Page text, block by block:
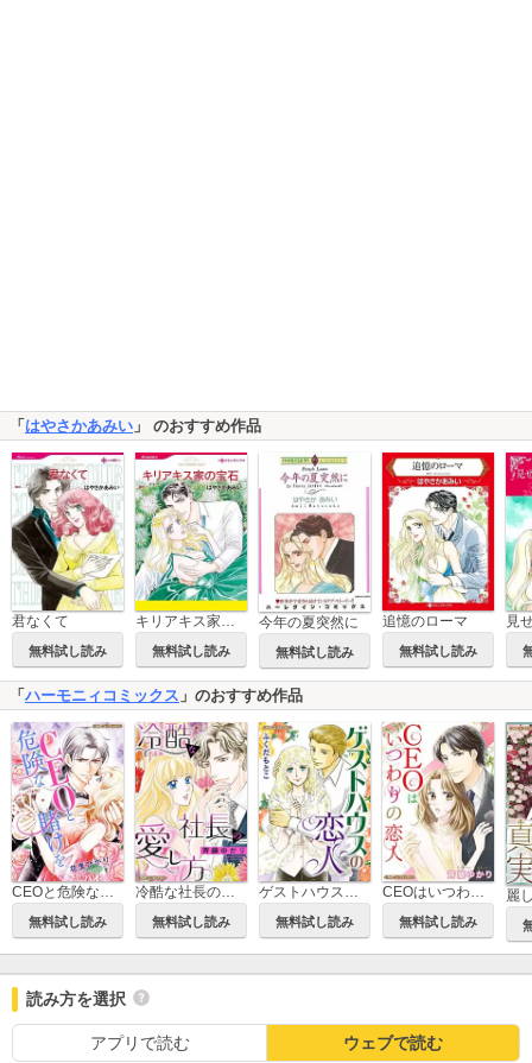
「はやさかあみい 」 のおすすめ作品
君なくて
無料試し読み
キリアキス家の宝石
無料試し読み
今年の夏突然に
無料試し読み
追憶のローマ
無料試し読み
「 ハーモニィコミックス 」のおすすめ作品
無料試し読み 無料試し読み 無料試し読み 無料試し読み
読み方を選択
アプリで読む ウェブで読む